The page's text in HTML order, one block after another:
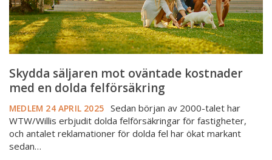
felförsäkring
Skydda säljaren mot oväntade kostnader
med en dolda felförsäkring
MEDLEM 24 APRIL 2025 Sedan början av 2000-talet har
WTW/Willis erbjudit dolda felförsäkringar för fastigheter,
och antalet reklamationer för dolda fel har ökat markant
sedan…